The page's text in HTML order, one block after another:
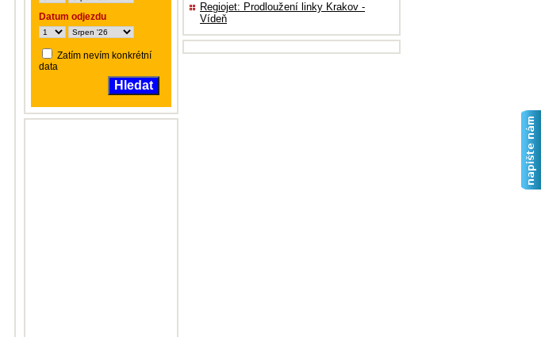
Regiojet: Prodloužení linky Krakov -
Vídeň
Datum odjezdu
Zatím nevím konkrétní
data
Hledat